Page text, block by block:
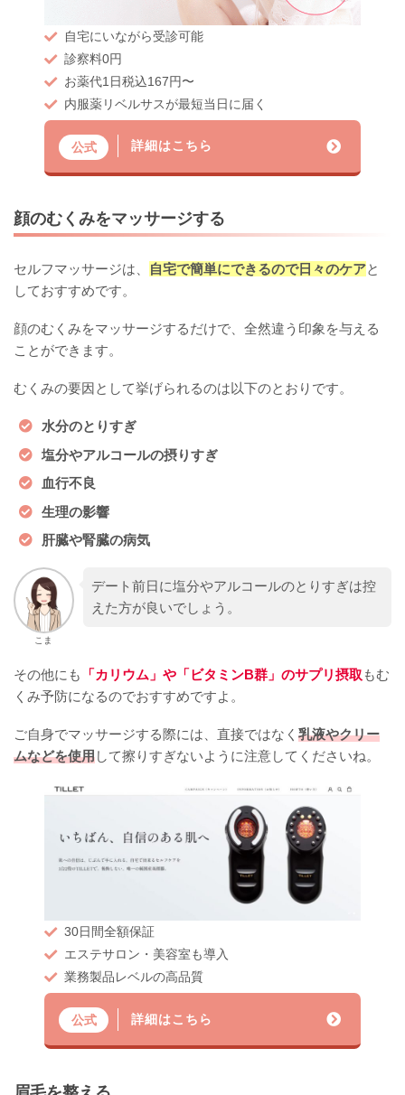
自宅にいながら受診可能
診察料0円
お薬代1日税込167円〜
内服薬リベルサスが最短当日に届く
公式 詳細はこちら
顔のむくみをマッサージする
セルフマッサージは、 自宅で簡単にできるので日々のケアと
しておすすめです。
顔のむくみをマッサージするだけで、全然違う印象を与える
ことができます。
むくみの要因として挙げられるのは以下のとおりです。
水分のとりすぎ
塩分やアルコールの摂りすぎ
血行不良
生理の影響
肝臓や腎臓の病気
こま
デート前日に塩分やアルコールのとりすぎは控
えた方が良いでしょう。
その他にも 「カリウム」や「ビタミンB群」のサプリ摂取 もむ
くみ予防になるのでおすすめですよ。
ご自身でマッサージする際には、直接ではなく 乳液やクリー
ムなどを使用して擦りすぎないように注意してくださいね。
30日間全額保証
エステサロン・美容室も導入
業務製品レベルの高品質
公式 詳細はこちら